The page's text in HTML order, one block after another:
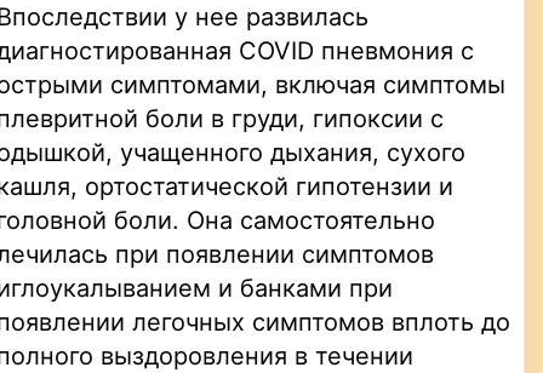
у нее развилась
COVID пневмония с
симптомами, включая симптомы
боли в груди, гипоксии с
учащенного дыхания, сухого
ортостатической гипотензии и
боли. Она самостоятельно
при появлении симптомов
и банками при
легочных симптомов вплоть до
выздоровления в течении